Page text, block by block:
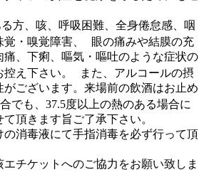
方、咳、呼吸困難、全身倦怠感、咽
覚・嗅覚障害、 眼の痛みや結膜の充
痛、下痢、嘔気・嘔吐のような症状の
控え下さい。 また、アルコールの摂
ございます。来場前の飲酒はお止め
でも、37.5度以上の熱のある場合に
頂きます旨ご了承下さい。
消毒液にて手指消毒を必ず行って頂
チケットへのご協力をお願い致しま